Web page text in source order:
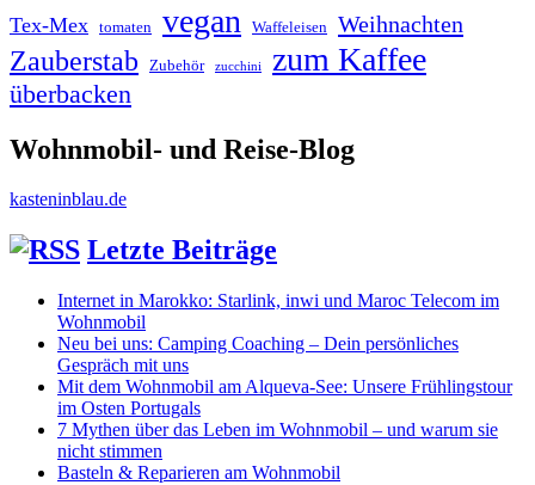
Tex-Mex tomaten vegan Waffeleisen Weihnachten
Zauberstab Zubehör zucchini zum Kaffee
überbacken
Wohnmobil- und Reise-Blog
kasteninblau.de
Letzte Beiträge
Internet in Marokko: Starlink, inwi und Maroc Telecom im
Wohnmobil
Neu bei uns: Camping Coaching – Dein persönliches
Gespräch mit uns
Mit dem Wohnmobil am Alqueva-See: Unsere Frühlingstour
im Osten Portugals
7 Mythen über das Leben im Wohnmobil – und warum sie
nicht stimmen
Basteln & Reparieren am Wohnmobil